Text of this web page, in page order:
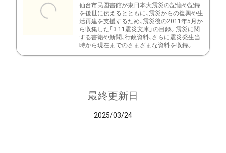
仙台市民図書館が東日本大震災の記憶や記録
を後世に伝えるとともに、震災からの復興や生
活再建を支援するため、震災後の2011年5月か
ら収集した「3.11震災文庫」の目録。震災に関
する書籍や新聞、行政資料、さらに震災発生当
時から現在までのさまざまな資料を収録。
最終更新日
2025/03/24